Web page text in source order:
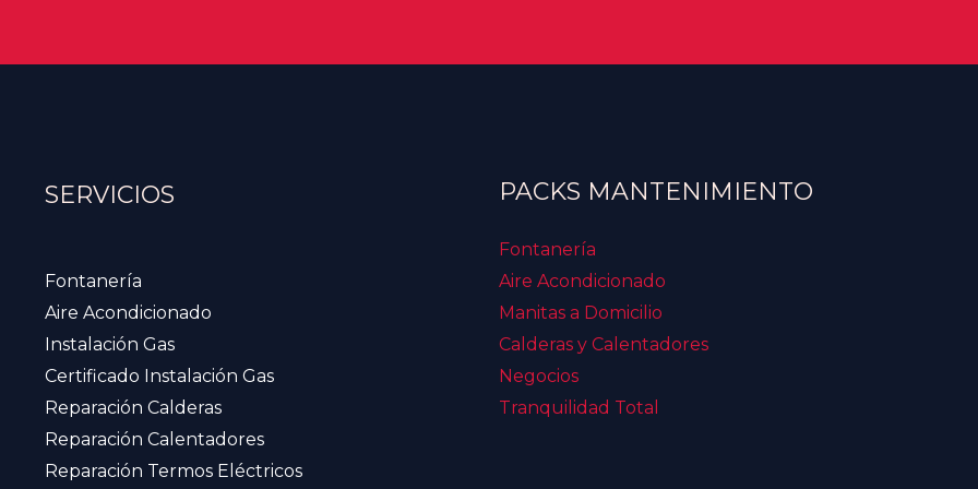
SERVICIOS
Fontanería
Aire Acondicionado
Instalación Gas
Certificado Instalación Gas
Reparación Calderas
Reparación Calentadores
Reparación Termos Eléctricos
PACKS MANTENIMIENTO
Fontanería
Aire Acondicionado
Manitas a Domicilio
Calderas y Calentadores
Negocios
Tranquilidad Total